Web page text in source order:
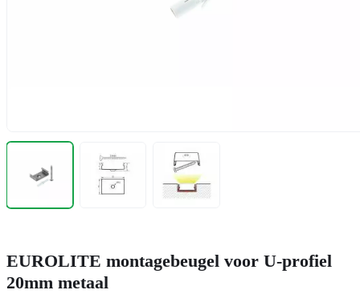
EUROLITE montagebeugel voor U-profiel
20mm metaal